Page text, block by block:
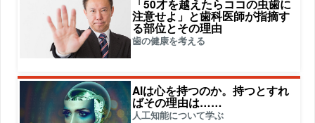
「50才を越えたらココの虫歯に
注意せよ」と歯科医師が指摘す
る部位とその理由
歯の健康を考える
AIは心を持つのか。持つとすれ
ばその理由は……
人工知能について学ぶ